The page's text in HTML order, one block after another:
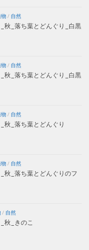
物/ 自然
秋_落ち葉とどんぐり_白黒
物/ 自然
秋_落ち葉とどんぐり_白黒
物/ 自然
秋_落ち葉とどんぐり
物/ 自然
秋_落ち葉とどんぐりのフ
/ 自然
秋_きのこ